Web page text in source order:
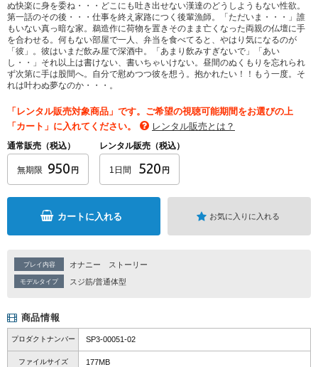
ぬ快楽に身を委ね・・・どこにも吐き出せない漢達のどうしようもない性欲。
第一話のその後・・・仕事を終え家路につく後輩漁師。「ただいま・・・」誰
もいない真っ暗な家。鵜造作に荷物を置きそのまま亡くなった両親の仏壇に手
を合わせる。何もない部屋で一人、弁当を食べてると、やはり気になるのが
「彼」。彼はいまだ飲み屋で深酒中。「あまり飲みすぎないで」「あい
し・・」それ以上は書けない、書いちゃいけない。昼間のぬくもりを忘れられ
ず次第に手は股間へ。自分で慰めつつ彼を想う。抱かれたい！！もう一度。そ
れは叶わぬ夢なのか・・・。
「レンタル販売対象商品」です。ご希望の視聴可能期間をお選びの上
「カート」に入れてください。
レンタル販売とは？
通常販売（税込）
無期限 950 円
レンタル販売（税込）
1日間 520 円
カートに入れる お気に入りに入れる
プレイ内容 オナニー ストーリー
モデルタイプ スジ筋/普通体型
商品情報
プロダクトナンバー SP3-00051-02
ファイルサイズ 177MB